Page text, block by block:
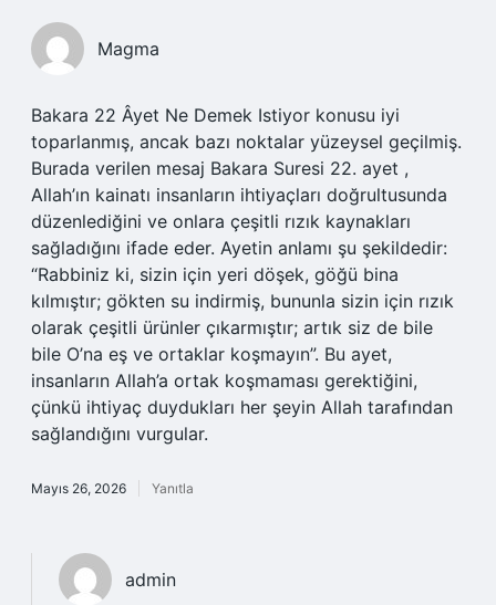
Magma
Bakara 22 Âyet Ne Demek Istiyor konusu iyi
toparlanmış, ancak bazı noktalar yüzeysel geçilmiş.
Burada verilen mesaj Bakara Suresi 22. ayet ,
Allah’ın kainatı insanların ihtiyaçları doğrultusunda
düzenlediğini ve onlara çeşitli rızık kaynakları
sağladığını ifade eder. Ayetin anlamı şu şekildedir:
“Rabbiniz ki, sizin için yeri döşek, göğü bina
kılmıştır; gökten su indirmiş, bununla sizin için rızık
olarak çeşitli ürünler çıkarmıştır; artık siz de bile
bile O’na eş ve ortaklar koşmayın”. Bu ayet,
insanların Allah’a ortak koşmaması gerektiğini,
çünkü ihtiyaç duydukları her şeyin Allah tarafından
sağlandığını vurgular.
Mayıs 26, 2026 Yanıtla
admin